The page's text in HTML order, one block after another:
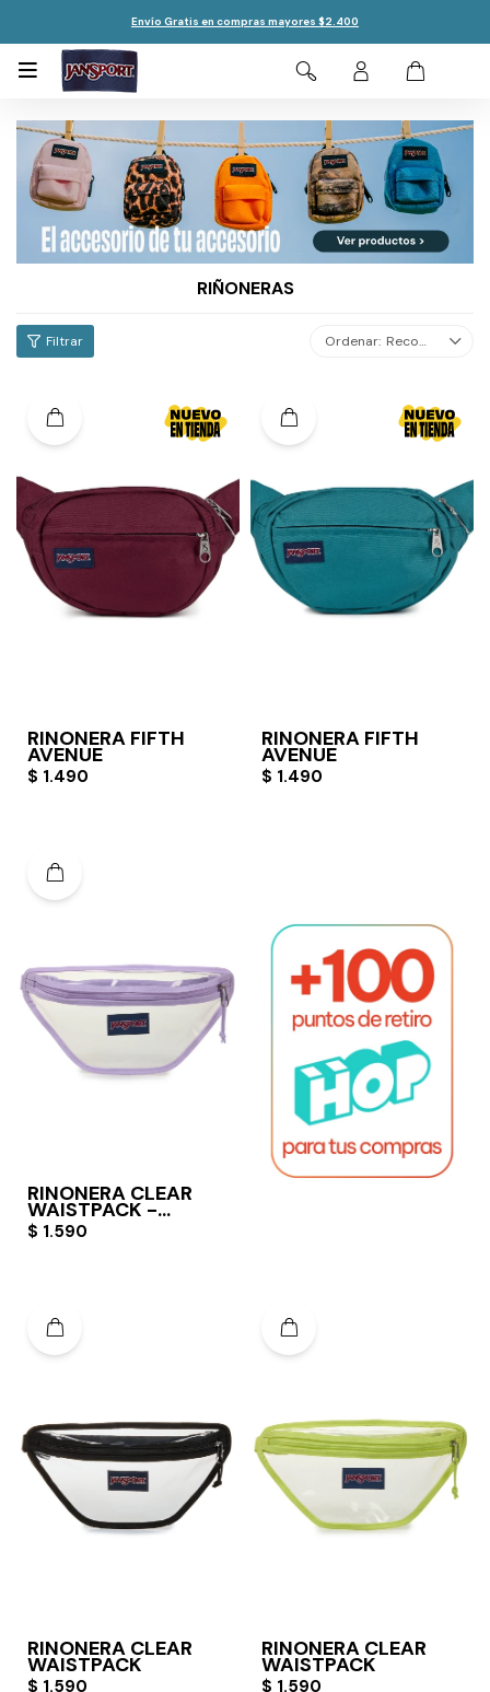
Envío Gratis en compras mayores $2.400

RIÑONERAS
Recomendados
RIÑONERA FIFTH
AVENUE
$ 1.490
RIÑONERA FIFTH
AVENUE
$ 1.490
RIÑONERA CLEAR
WAISTPACK -
PASTEL LILAC
$ 1.590
RIÑONERA CLEAR
WAISTPACK
$ 1.590
RIÑONERA CLEAR
WAISTPACK
$ 1.590